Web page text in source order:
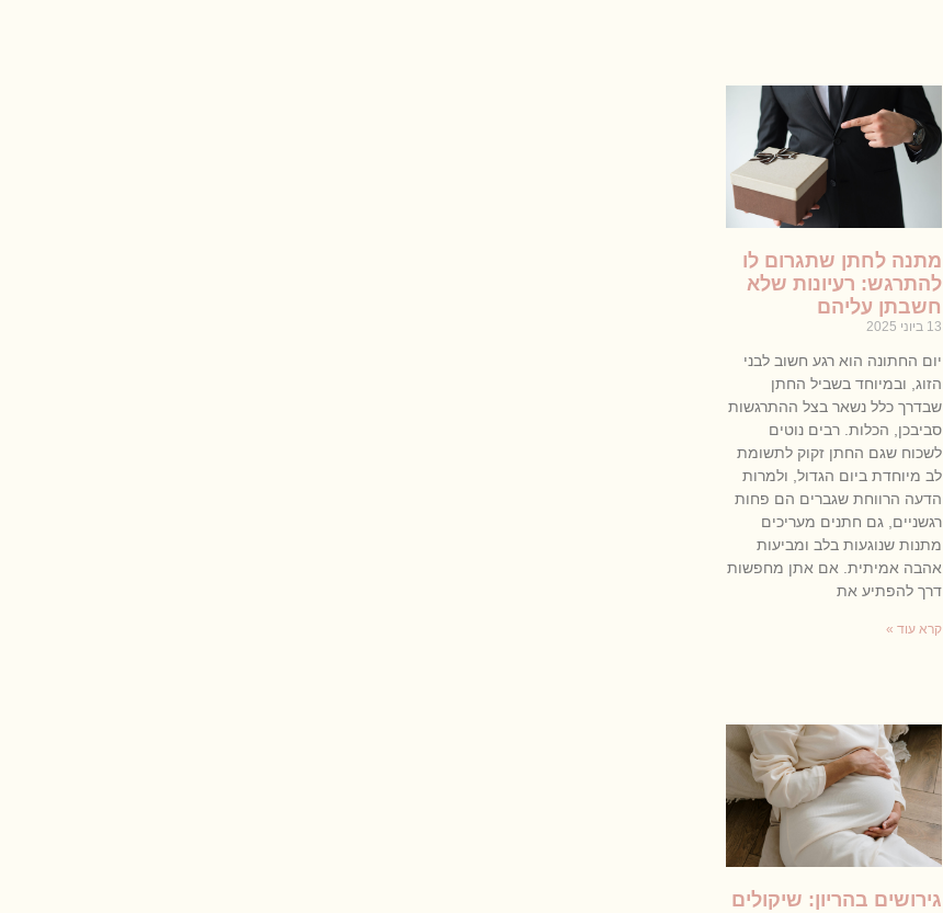
מתנה לחתן שתגרום לו
להתרגש: רעיונות שלא
חשבתן עליהם
13 ביוני 2025
יום החתונה הוא רגע חשוב לבני
הזוג, ובמיוחד בשביל החתן
שבדרך כלל נשאר בצל ההתרגשות
סביבכן, הכלות. רבים נוטים
לשכוח שגם החתן זקוק לתשומת
לב מיוחדת ביום הגדול, ולמרות
הדעה הרווחת שגברים הם פחות
רגשניים, גם חתנים מעריכים
מתנות שנוגעות בלב ומביעות
אהבה אמיתית. אם אתן מחפשות
דרך להפתיע את
קרא עוד »
גירושים בהריון: שיקולים